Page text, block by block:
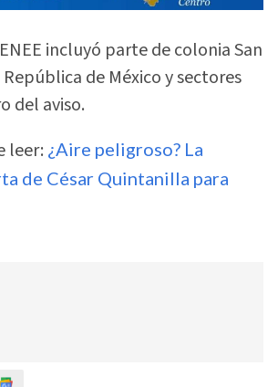
incluyó parte de colonia San
de México y sectores
del aviso.
leer: ¿Aire peligroso? La
de César Quintanilla para